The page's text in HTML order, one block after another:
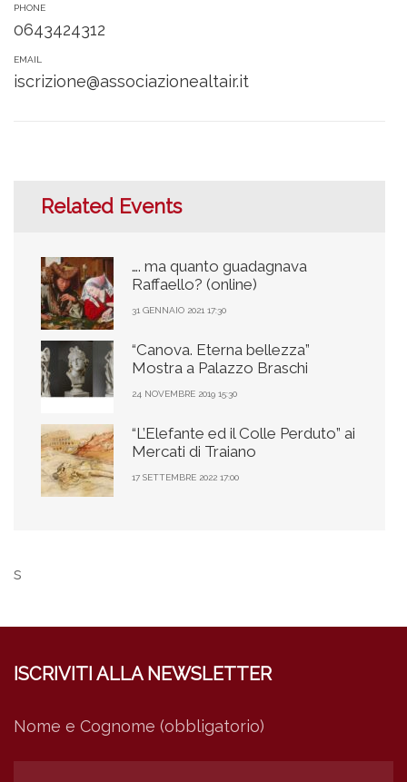
PHONE
0643424312
EMAIL
iscrizione@associazionealtair.it
Related Events
…. ma quanto guadagnava
Raffaello? (online)
31 GENNAIO 2021 17:30
“Canova. Eterna bellezza”
Mostra a Palazzo Braschi
24 NOVEMBRE 2019 15:30
“L’Elefante ed il Colle Perduto” ai
Mercati di Traiano
17 SETTEMBRE 2022 17:00
s
ISCRIVITI ALLA NEWSLETTER
Nome e Cognome (obbligatorio)